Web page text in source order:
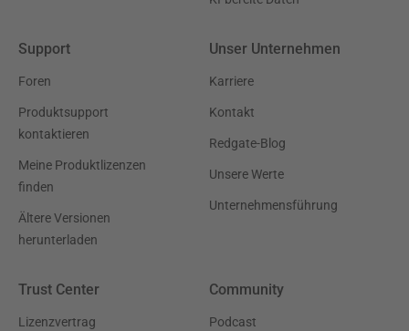
Support
Foren
Produktsupport
kontaktieren
Meine Produktlizenzen
finden
Ältere Versionen
herunterladen
Unser Unternehmen
Karriere
Kontakt
Redgate-Blog
Unsere Werte
Unternehmensführung
Trust Center
Lizenzvertrag
Community
Podcast